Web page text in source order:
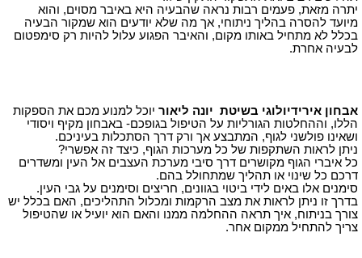
יתרה מזאת, פעמים רבות נראה שהבעיה היא באיבר מסוים, והוא
מיועד להסרה בהליך ניתוחי, אך מה שלא יודעים הוא שמקור הבעיה
בכלל לא מתחיל באותו מקום, והאיבר הפגוע עלול להיות רק סימפטום
לבעיה אחרת.
אבחון אירידיולוגי בשיטת יונה ליאור יוכל למנוע מכם את הספקות
הללו, וההחלטות הגורליות על הטיפול בגופכם- באבחון מקיף ויסודי
ושאינו פולשני לגוף, המתבצע אך ורק דרך הסתכלות בעיניכם.
ניתן לראות השתקפות של כל מערכות הגוף, כיצד זה אפשרי?
כל איברי הגוף מקושרים דרך סיבי מערכת העצבים אל העין ומשדרים
דרכם כל שינוי או תהליך שמתחולל בהם.
סימנים אלו באים לידי ביטוי בגוונים, חריצים וסימנים על גבי העין.
בדרך זו ניתן לראות את מצב הרקמות ומכלול התהליכים, האם בכלל יש
צורך בניתוח, איך תראה ההחלמה ממנו והאם הוא יועיל או שהטיפול
צריך להתחיל ממקום אחר.